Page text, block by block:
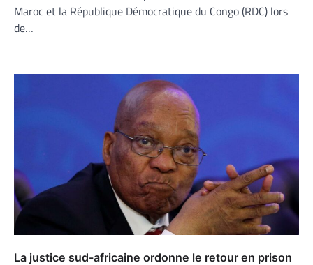
Maroc et la République Démocratique du Congo (RDC) lors
de…
La justice sud-africaine ordonne le retour en prison